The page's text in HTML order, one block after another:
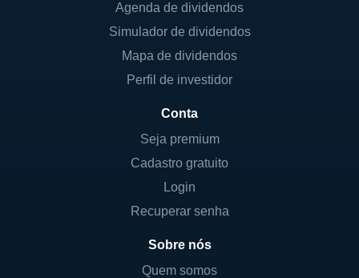
Agenda de dividendos
Simulador de dividendos
Mapa de dividendos
Perfil de investidor
Conta
Seja premium
Cadastro gratuito
Login
Recuperar senha
Sobre nós
Quem somos